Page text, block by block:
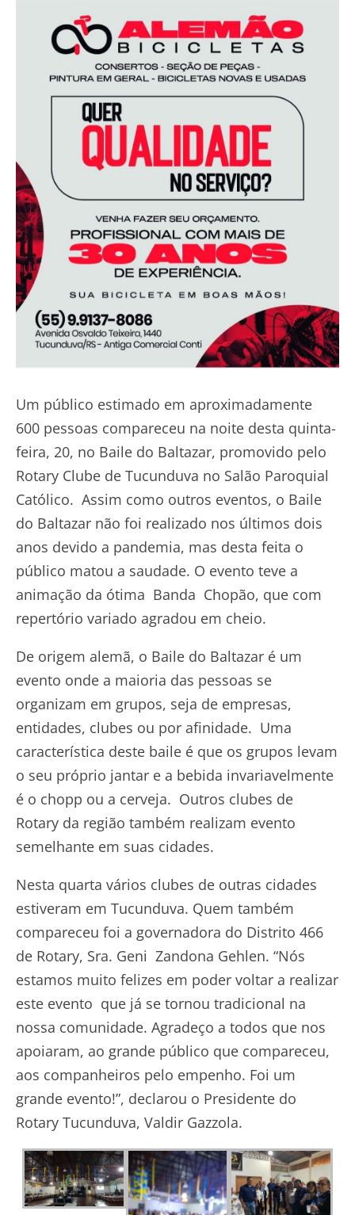
Um público estimado em aproximadamente
600 pessoas compareceu na noite desta quinta-
feira, 20, no Baile do Baltazar, promovido pelo
Rotary Clube de Tucunduva no Salão Paroquial
Católico. Assim como outros eventos, o Baile
do Baltazar não foi realizado nos últimos dois
anos devido a pandemia, mas desta feita o
público matou a saudade. O evento teve a
animação da ótima Banda Chopão, que com
repertório variado agradou em cheio.
De origem alemã, o Baile do Baltazar é um
evento onde a maioria das pessoas se
organizam em grupos, seja de empresas,
entidades, clubes ou por afinidade. Uma
característica deste baile é que os grupos levam
o seu próprio jantar e a bebida invariavelmente
é o chopp ou a cerveja. Outros clubes de
Rotary da região também realizam evento
semelhante em suas cidades.
Nesta quarta vários clubes de outras cidades
estiveram em Tucunduva. Quem também
compareceu foi a governadora do Distrito 466
de Rotary, Sra. Geni Zandona Gehlen. “Nós
estamos muito felizes em poder voltar a realizar
este evento que já se tornou tradicional na
nossa comunidade. Agradeço a todos que nos
apoiaram, ao grande público que compareceu,
aos companheiros pelo empenho. Foi um
grande evento!”, declarou o Presidente do
Rotary Tucunduva, Valdir Gazzola.